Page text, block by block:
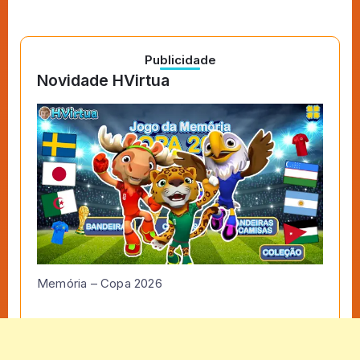
Publicidade
Novidade HVirtua
Memória – Copa 2026